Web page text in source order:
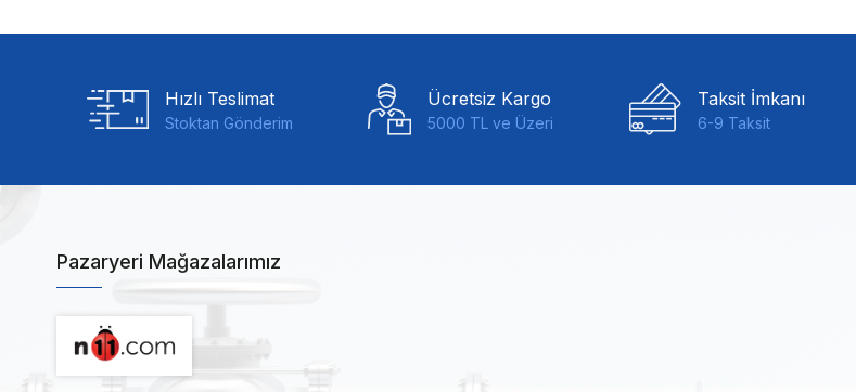
Hızlı Teslimat
Stoktan Gönderim
Ücretsiz Kargo
5000 TL ve Üzeri
Taksit İmkanı
6-9 Taksit
Pazaryeri Mağazalarımız